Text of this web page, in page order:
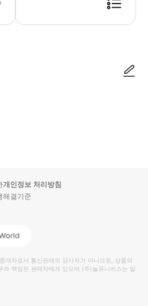
개인정보 처리방침
해결기준
Global
개자로서 통신판매의 당사자가 아니므로, 상품의
와 책임은 판매자에게 있으며 (주)놀유니버스는 일